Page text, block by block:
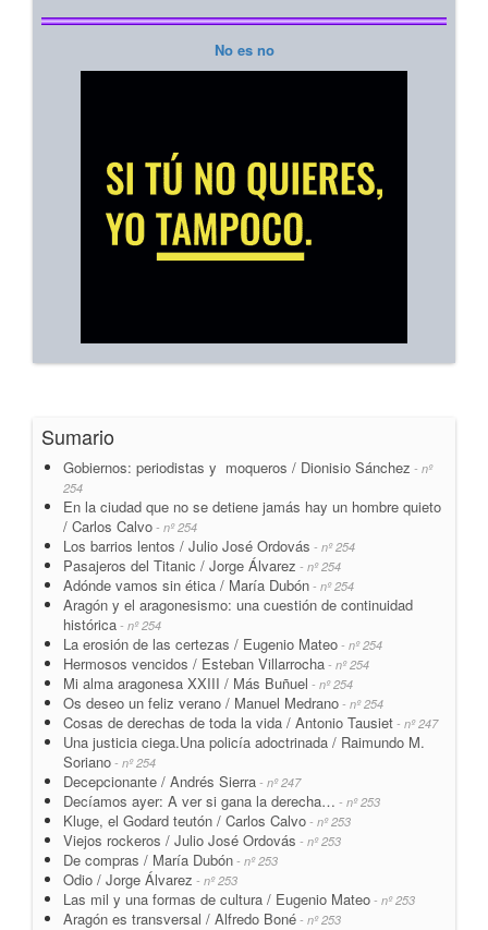
No es no
Sumario
Gobiernos: periodistas y moqueros / Dionisio Sánchez - nº
254
En la ciudad que no se detiene jamás hay un hombre quieto
/ Carlos Calvo - nº 254
Los barrios lentos / Julio José Ordovás - nº 254
Pasajeros del Titanic / Jorge Álvarez - nº 254
Adónde vamos sin ética / María Dubón - nº 254
Aragón y el aragonesismo: una cuestión de continuidad
histórica - nº 254
La erosión de las certezas / Eugenio Mateo - nº 254
Hermosos vencidos / Esteban Villarrocha - nº 254
Mi alma aragonesa XXIII / Más Buñuel - nº 254
Os deseo un feliz verano / Manuel Medrano - nº 254
Cosas de derechas de toda la vida / Antonio Tausiet - nº 247
Una justicia ciega.Una policía adoctrinada / Raimundo M.
Soriano - nº 254
Decepcionante / Andrés Sierra - nº 247
Decíamos ayer: A ver si gana la derecha… - nº 253
Kluge, el Godard teutón / Carlos Calvo - nº 253
Viejos rockeros / Julio José Ordovás - nº 253
De compras / María Dubón - nº 253
Odio / Jorge Álvarez - nº 253
Las mil y una formas de cultura / Eugenio Mateo - nº 253
Aragón es transversal / Alfredo Boné - nº 253